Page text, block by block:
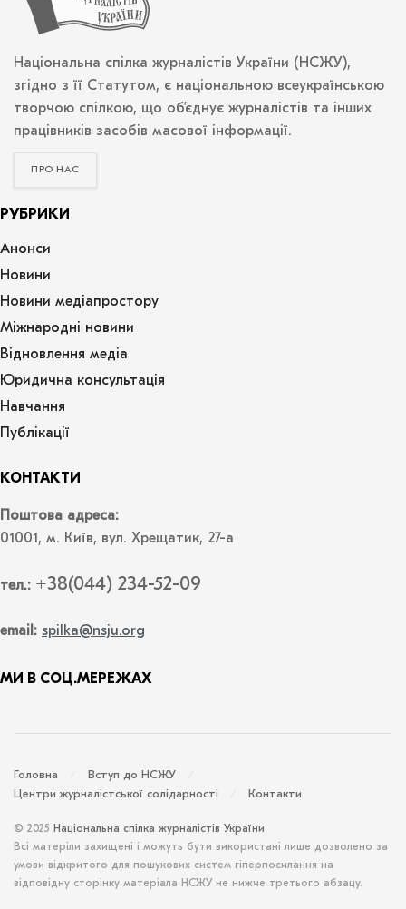
Національна спілка журналістів України (НСЖУ),
згідно з її Статутом, є національною всеукраїнською
творчою спілкою, що об’єднує журналістів та інших
працівників засобів масової інформації.
ПРО НАС
РУБРИКИ
Анонси
Новини
Новини медіапростору
Міжнародні новини
Відновлення медіа
Юридична консультація
Навчання
Публікації
КОНТАКТИ
Поштова адреса:
01001, м. Київ, вул. Хрещатик, 27-а
тел.: +38(044) 234-52-09
email: spilka@nsju.org
МИ В СОЦ.МЕРЕЖАХ
Головна
Вступ до НСЖУ
Центри журналістської солідарності
Контакти
© 2025 Національна спілка журналістів України
Всі матеріли захищені і можуть бути використані лише дозволено за
умови відкритого для пошукових систем гіперпосилання на
відповідну сторінку матеріала НСЖУ не нижче третього абзацу.